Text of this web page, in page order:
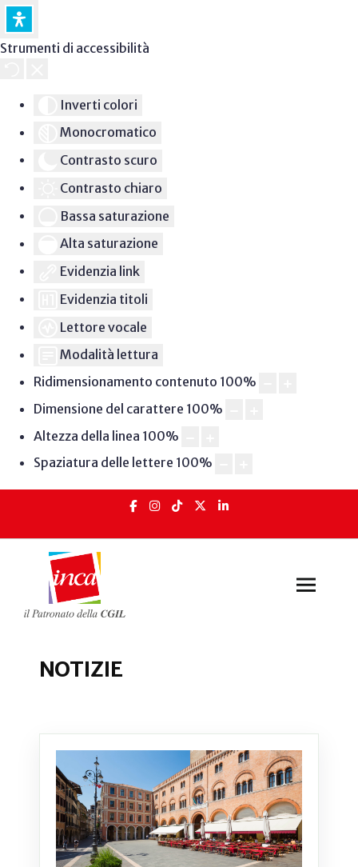
Strumenti di accessibilità
Inverti colori
Monocromatico
Contrasto scuro
Contrasto chiaro
Bassa saturazione
Alta saturazione
Evidenzia link
Evidenzia titoli
Lettore vocale
Modalità lettura
Ridimensionamento contenuto 100%
Dimensione del carattere 100%
Altezza della linea 100%
Spaziatura delle lettere 100%
NOTIZIE